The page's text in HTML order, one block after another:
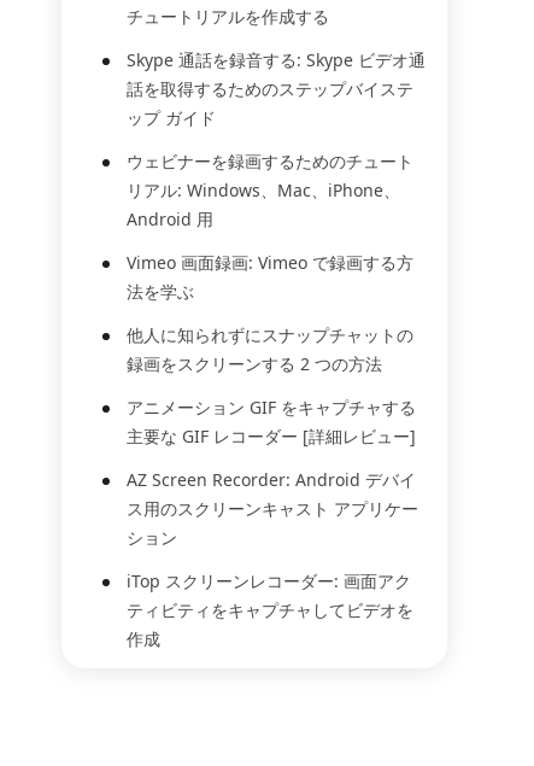
チュートリアルを作成する
Skype 通話を録音する: Skype ビデオ通
話を取得するためのステップバイステ
ップ ガイド
ウェビナーを録画するためのチュート
リアル: Windows、Mac、iPhone、
Android 用
Vimeo 画面録画: Vimeo で録画する方
法を学ぶ
他人に知られずにスナップチャットの
録画をスクリーンする 2 つの方法
アニメーション GIF をキャプチャする
主要な GIF レコーダー [詳細レビュー]
AZ Screen Recorder: Android デバイ
ス用のスクリーンキャスト アプリケー
ション
iTop スクリーンレコーダー: 画面アク
ティビティをキャプチャしてビデオを
作成